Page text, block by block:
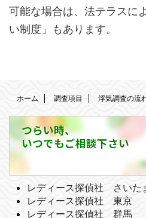
可能な場合は、法テラスに
い制度」もあります。
ホーム 調査項目 浮気調査の流
つらい時、
いつでもご相談下さい
レディース探偵社 さいた
レディース探偵社 東京
レディース探偵社 群馬